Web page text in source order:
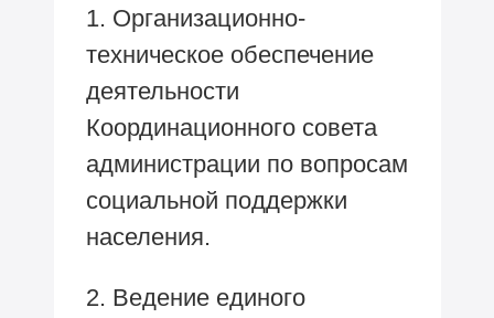
1. Организационно-
техническое обеспечение
деятельности
Координационного совета
администрации по вопросам
социальной поддержки
населения.
2. Ведение единого